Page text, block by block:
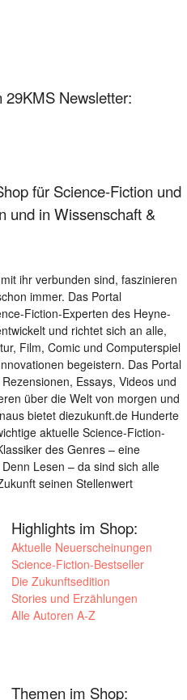
29KMS Newsletter:
für Science-Fiction und
und in Wissenschaft &
ihr verbunden sind, faszinieren
immer. Das Portal
Fiction-Experten des Heyne-
und richtet sich an alle,
Film, Comic und Computerspiel
begeistern. Das Portal
Essays, Videos und
über die Welt von morgen und
bietet diezukunft.de Hunderte
aktuelle Science-Fiction-
des Genres – eine
Lesen – da sind sich alle
seinen Stellenwert
Highlights im Shop:
Aktuelle Neuerscheinungen
Science-Fiction-Bestseller
Die Zukunftsedition
Stories und Erzählungen
Alle Autoren A-Z
Themen im Shop: